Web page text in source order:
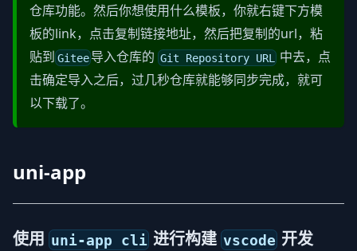
仓库功能。然后你想使用什么模板，你就右键下方模
板的link，点击复制链接地址，然后把复制的url，粘
贴到 Gitee 导入仓库的Git Repository URL
中去，点
击确定导入之后，过几秒仓库就能够同步完成，就可
以下载了。
uni-app
使用 uni-app cli 进行构建vscode 开发